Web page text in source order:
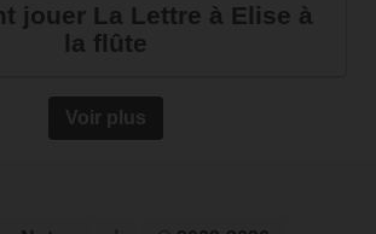
jouer La Lettre à Elise à
la flûte
Voir plus